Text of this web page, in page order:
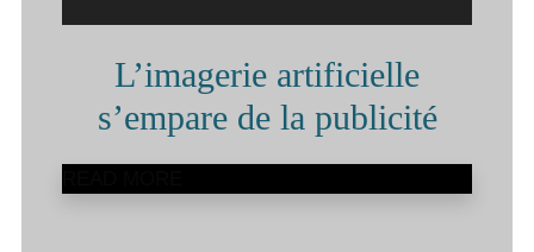
L’imagerie artificielle
s’empare de la publicité